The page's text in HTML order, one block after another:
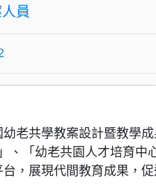
員
老共學教案設計暨教學
、「幼老共園人才培育中
，展現代間教育成果，